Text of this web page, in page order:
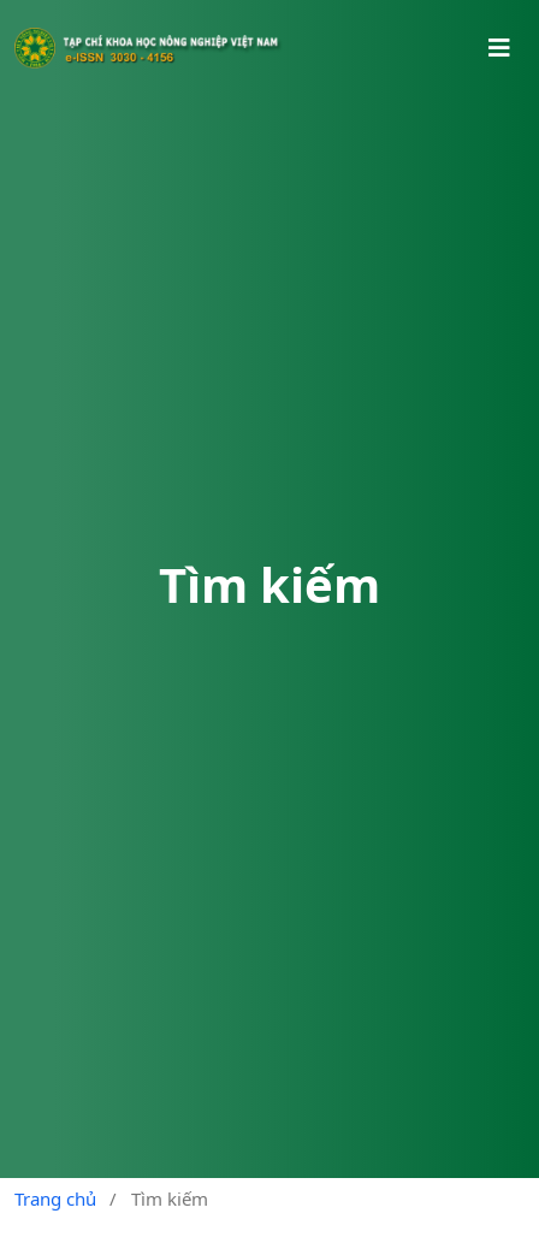
Tìm kiếm
Trang chủ / Tìm kiếm